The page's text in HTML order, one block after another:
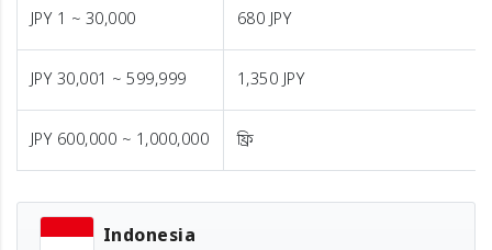
JPY 1 ~ 30,000 680 JPY
JPY 30,001 ~ 599,999 1,350 JPY
JPY 600,000 ~ 1,000,000 ফ্রি
Indonesia